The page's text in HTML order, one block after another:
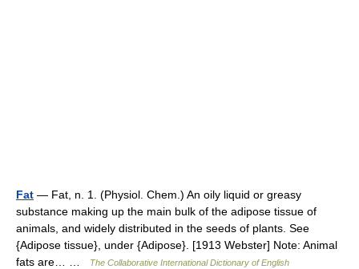
Fat — Fat, n. 1. (Physiol. Chem.) An oily liquid or greasy
substance making up the main bulk of the adipose tissue of
animals, and widely distributed in the seeds of plants. See
{Adipose tissue}, under {Adipose}. [1913 Webster] Note: Animal
fats are… …
The Collaborative International Dictionary of English